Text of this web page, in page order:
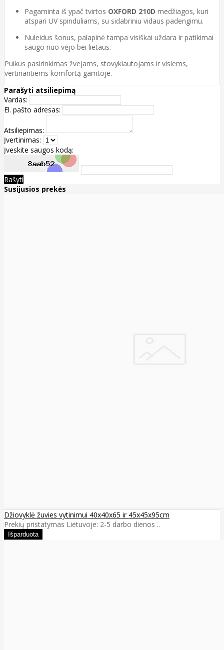
Pagaminta iš ypač tvirtos OXFORD 210D medžiagos, kuri
atspari UV spinduliams, su sidabriniu vidaus padengimu.
Nuleidus šonus, palapinė tampa visiškai uždara ir patikimai
saugo nuo vėjo bei lietaus.
Puikus pasirinkimas žvejams, stovyklautojams ir visiems,
vertinantiems komfortą gamtoje.
Parašyti atsiliepimą
Vardas:
El. pašto adresas:
Atsiliepimas:
Įvertinimas:
Įveskite saugos kodą:
Rašyti
Susijusios prekės
Džiovyklė žuvies vytinimui 40x40x65 ir 45x45x95cm
Prekių pristatymas Lietuvoje: 2-5 darbo dienos ..